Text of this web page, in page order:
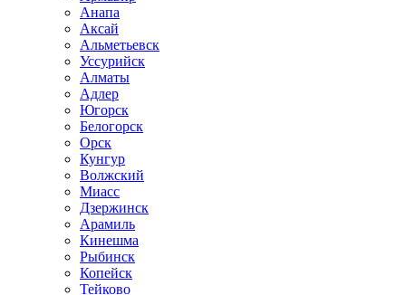
Анапа
Аксай
Альметьевск
Уссурийск
Алматы
Адлер
Югорск
Белогорск
Орск
Кунгур
Волжский
Миасс
Дзержинск
Арамиль
Кинешма
Рыбинск
Копейск
Тейково